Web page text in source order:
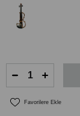
Favorilere Ekle